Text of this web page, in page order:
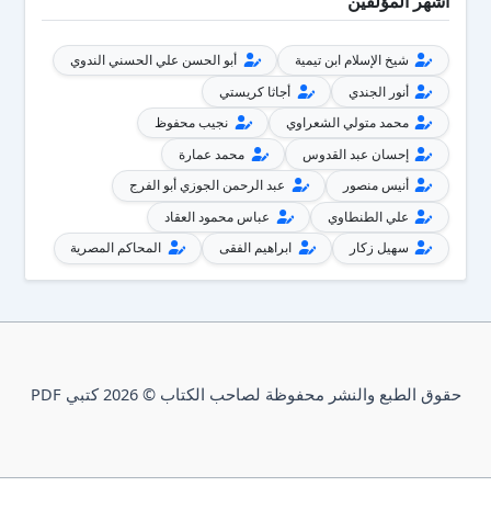
شيخ الإسلام ابن تيمية
أبو الحسن علي الحسني الندوي
أنور الجندي
أجاثا كريستي
محمد متولي الشعراوي
نجيب محفوظ
إحسان عبد القدوس
محمد عمارة
أنيس منصور
عبد الرحمن الجوزي أبو الفرج
علي الطنطاوي
عباس محمود العقاد
سهيل زكار
ابراهيم الفقى المحاكم المصرية
حقوق الطبع والنشر محفوظة لصاحب الكتاب © 2026 كتبي PDF